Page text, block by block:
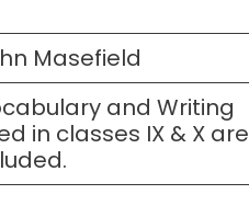
Masefield
and Writing
in classes IX & X are